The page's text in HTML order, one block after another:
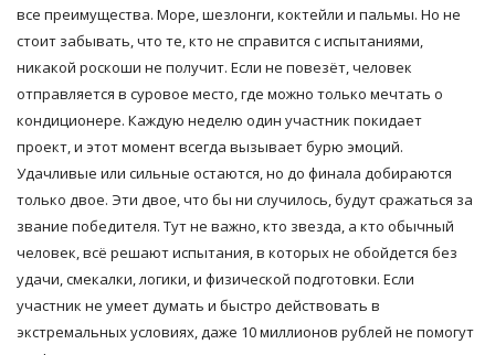
все преимущества. Море, шезлонги, коктейли и пальмы. Но не
стоит забывать, что те, кто не справится с испытаниями,
никакой роскоши не получит. Если не повезёт, человек
отправляется в суровое место, где можно только мечтать о
кондиционере. Каждую неделю один участник покидает
проект, и этот момент всегда вызывает бурю эмоций.
Удачливые или сильные остаются, но до финала добираются
только двое. Эти двое, что бы ни случилось, будут сражаться за
звание победителя. Тут не важно, кто звезда, а кто обычный
человек, всё решают испытания, в которых не обойдется без
удачи, смекалки, логики, и физической подготовки. Если
участник не умеет думать и быстро действовать в
экстремальных условиях, даже 10 миллионов рублей не помогут